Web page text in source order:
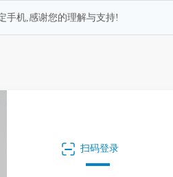
手机,感谢您的理解与支持!
扫码登录